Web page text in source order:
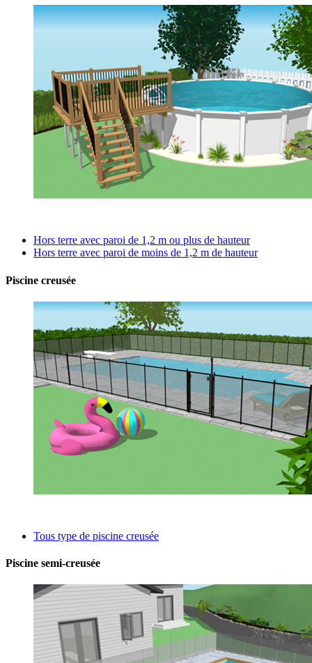
Hors terre avec paroi de 1,2 m ou plus de hauteur
Hors terre avec paroi de moins de 1,2 m de hauteur
Piscine creusée
Tous type de piscine creusée
Piscine semi-creusée